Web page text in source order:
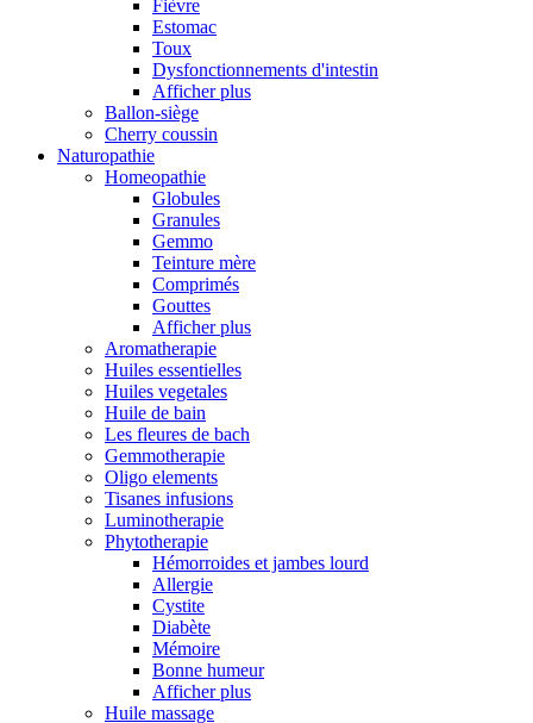
Fièvre
Estomac
Toux
Dysfonctionnements d'intestin
Afficher plus
Ballon-siège
Cherry coussin
Naturopathie
Homeopathie
Globules
Granules
Gemmo
Teinture mère
Comprimés
Gouttes
Afficher plus
Aromatherapie
Huiles essentielles
Huiles vegetales
Huile de bain
Les fleures de bach
Gemmotherapie
Oligo elements
Tisanes infusions
Luminotherapie
Phytotherapie
Hémorroides et jambes lourd
Allergie
Cystite
Diabète
Mémoire
Bonne humeur
Afficher plus
Huile massage